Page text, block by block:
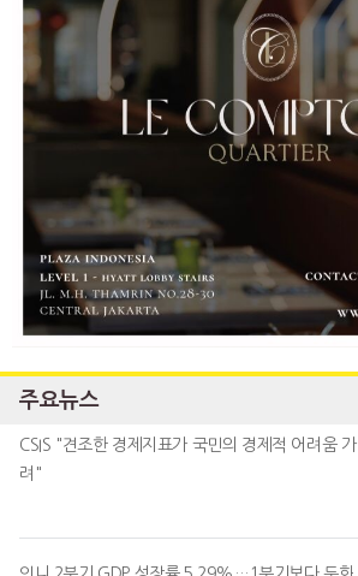
주요뉴스
CSIS "견조한 경제지표가 국민의 경제적 어려움 가
려"